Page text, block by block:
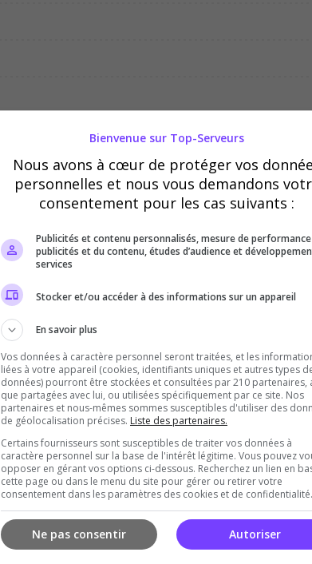
Dec Jan Feb Mar Apr
Bienvenue sur Top-Serveurs
Nous avons à cœur de protéger vos
personnelles et nous vous demandons
consentement pour les cas suivants :
Publicités et contenu personnalisés, mesure de performance
publicités et du contenu, études d’audience et
services
Stocker et/ou accéder à des informations sur un appareil
En savoir plus
Vos données à caractère personnel seront traitées, et les
liées à votre appareil (cookies, identifiants uniques et autres types
données) pourront être stockées et consultées par 210 partenaires,
que partagées avec lui, ou utilisées spécifiquement par ce site. Nos
partenaires et nous-mêmes sommes susceptibles d'utiliser des
de géolocalisation précises. Liste des partenaires.
Certains fournisseurs sont susceptibles de traiter vos données à
caractère personnel sur la base de l'intérêt légitime. Vous pouvez
opposer en gérant vos options ci-dessous. Recherchez un lien en
cette page ou dans le menu du site pour gérer ou retirer votre
consentement dans les paramètres des cookies et de confidentialité.
Autoriser
Ne pas consentir